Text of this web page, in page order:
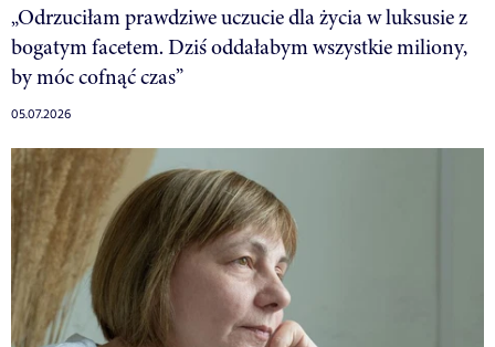
„Odrzuciłam prawdziwe uczucie dla życia w luksusie z
bogatym facetem. Dziś oddałabym wszystkie miliony,
by móc cofnąć czas”
05.07.2026